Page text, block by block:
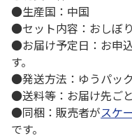
●生産国：中国
●セット内容：おしぼ
●お届け予定日：お申
す。
●発送方法：ゆうパック
●送料等：お届け先ご
●同梱：販売者がスケ
です。